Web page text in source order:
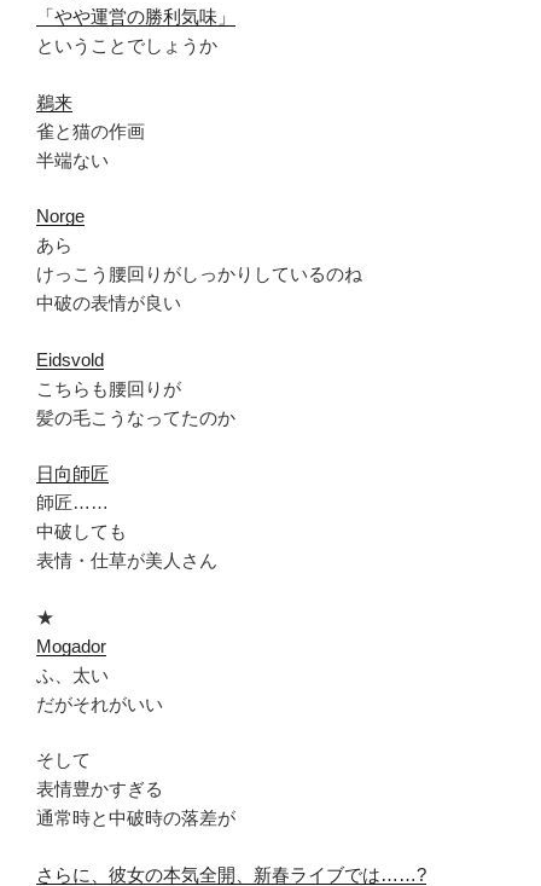
「やや運営の勝利気味」
ということでしょうか
鵜来
雀と猫の作画
半端ない
Norge
あら
けっこう腰回りがしっかりしているのね
中破の表情が良い
Eidsvold
こちらも腰回りが
髪の毛こうなってたのか
日向師匠
師匠……
中破しても
表情・仕草が美人さん
★
Mogador
ふ、太い
だがそれがいい
そして
表情豊かすぎる
通常時と中破時の落差が
さらに、彼女の本気全開、新春ライブでは……?